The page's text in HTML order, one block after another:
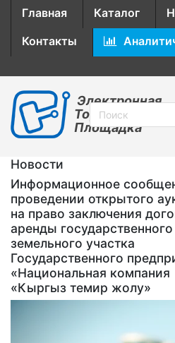
Главная Каталог
Контакты
Электронная
Торговая
Площадка
Новости
Информационное
проведении открытого
на право заключения
аренды государственного
земельного участка
Государственного
«Национальная компания
«Кыргыз темир жолу»